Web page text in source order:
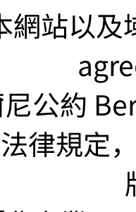
網站以
公約
律規定